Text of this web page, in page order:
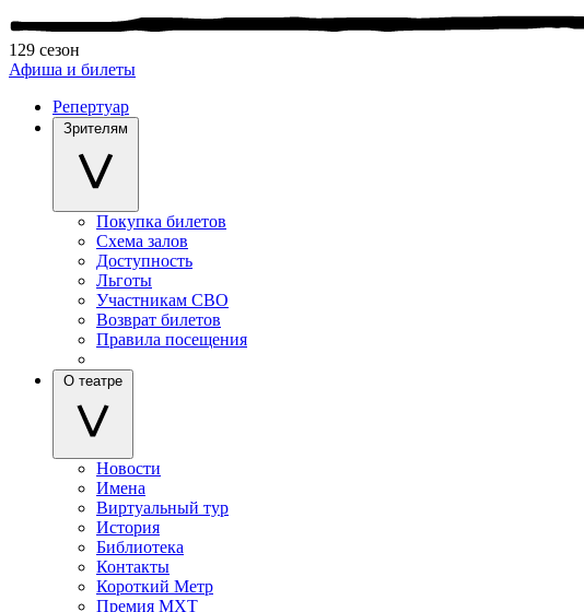
129 сезон
Афиша и билеты
Репертуар
Зрителям
Покупка билетов
Схема залов
Доступность
Льготы
Участникам СВО
Возврат билетов
Правила посещения
О театре
Новости
Имена
Виртуальный тур
История
Библиотека
Контакты
Короткий Метр
Премия МХТ